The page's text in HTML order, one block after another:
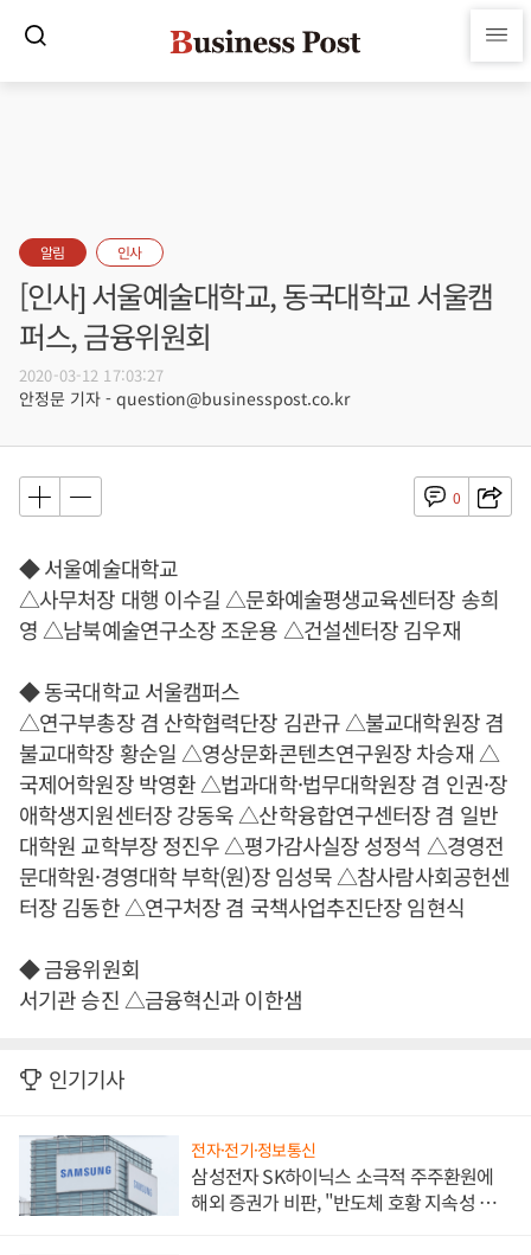
알림 인사
[인사] 서울예술대학교, 동국대학교 서울캠
퍼스, 금융위원회
2020-03-12 17:03:27
안정문 기자 - question@businesspost.co.kr
0
◆ 서울예술대학교
△사무처장 대행 이수길 △문화예술평생교육센터장 송희
영 △남북예술연구소장 조운용 △건설센터장 김우재
◆ 동국대학교 서울캠퍼스
△연구부총장 겸 산학협력단장 김관규 △불교대학원장 겸
불교대학장 황순일 △영상문화콘텐츠연구원장 차승재 △
국제어학원장 박영환 △법과대학·법무대학원장 겸 인권·장
애학생지원센터장 강동욱 △산학융합연구센터장 겸 일반
대학원 교학부장 정진우 △평가감사실장 성정석 △경영전
문대학원·경영대학 부학(원)장 임성묵 △참사람사회공헌센
터장 김동한 △연구처장 겸 국책사업추진단장 임현식
◆ 금융위원회
서기관 승진 △금융혁신과 이한샘
인기기사
전자·전기·정보통신
삼성전자 SK하이닉스 소극적 주주환원에
해외 증권가 비판, "반도체 호황 지속성 의